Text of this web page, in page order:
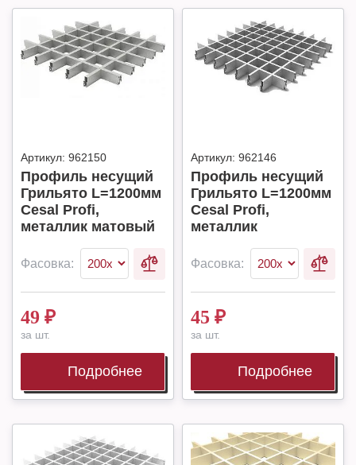
Артикул: 962150
Профиль несущий
Грильято L=1200мм
Cesal Profi,
металлик матовый
Фасовка:
49 ₽
за шт.
Подробнее
Артикул: 962146
Профиль несущий
Грильято L=1200мм
Cesal Profi,
металлик
Фасовка:
45 ₽
за шт.
Подробнее